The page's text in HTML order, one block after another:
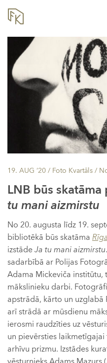
19. AUG ’20 / Foto Kvartāls /
LNB būs
tu mani aizmirstu
No 20. augusta līdz 19.
bibliotēkā būs skatāma
izstādeJa tu mani aizmirstu
sadarbībā ar Polijas
Adama Mickeviča institūtu,
mākslinieku darbi.
apstrādā, kārto un uzglabā
arī strādā ar mūsdienu
ierosmi raudzīties uz
un pievērsties
arhīvu prizmu. Izstādes